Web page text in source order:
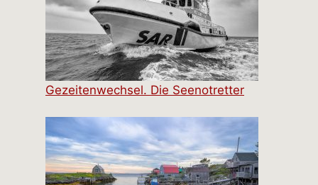
Gezeitenwechsel. Die Seenotretter